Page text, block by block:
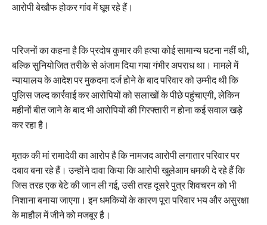
आरोपी बेखौफ होकर गांव में घूम रहे हैं।
परिजनों का कहना है कि प्रदोष कुमार की हत्या कोई सामान्य घटना नहीं थी,
बल्कि सुनियोजित तरीके से अंजाम दिया गया गंभीर अपराध था। मामले में
न्यायालय के आदेश पर मुकदमा दर्ज होने के बाद परिवार को उम्मीद थी कि
पुलिस जल्द कार्रवाई कर आरोपियों को सलाखों के पीछे पहुंचाएगी, लेकिन
महीनों बीत जाने के बाद भी आरोपियों की गिरफ्तारी न होना कई सवाल खड़े
कर रहा है।
मृतक की मां रामादेवी का आरोप है कि नामजद आरोपी लगातार परिवार पर
दबाव बना रहे हैं। उन्होंने दावा किया कि आरोपी खुलेआम धमकी दे रहे हैं कि
जिस तरह एक बेटे की जान ली गई, उसी तरह दूसरे पुत्र शिवचरन को भी
निशाना बनाया जाएगा। इन धमकियों के कारण पूरा परिवार भय और असुरक्षा
के माहौल में जीने को मजबूर है।